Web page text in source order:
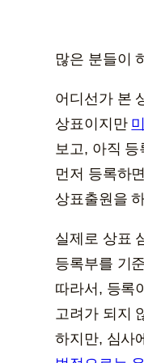
많은 분들이
어디선가 본
상표이지만
보고, 아직
먼저 등록하
상표출원을
실제로 상표
등록부를 기
따라서, 등록
고려가 되지
하지만, 심사